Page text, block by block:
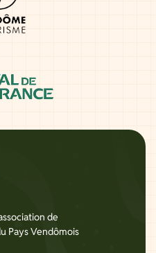
de
Pays Vendômois